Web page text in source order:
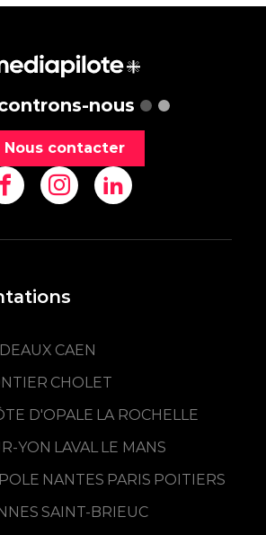
nous
Nous contacter
CAEN
CHOLET
D'OPALE LA ROCHELLE
YON LAVAL LE MANS
NANTES PARIS POITIERS
SAINT-BRIEUC